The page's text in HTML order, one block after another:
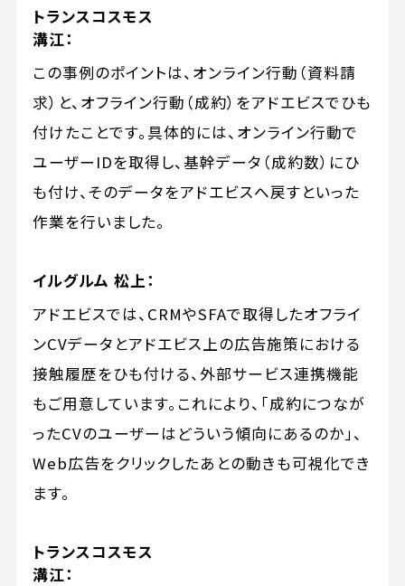
トランスコスモス
溝江：
この事例のポイントは、オンライン行動（資料請
求）と、オフライン行動（成約）をアドエビスでひも
付けたことです。具体的には、オンライン行動で
ユーザーIDを取得し、基幹データ（成約数）にひ
も付け、そのデータをアドエビスへ戻すといった
作業を行いました。
イルグルム 松上：
アドエビスでは、CRMやSFAで取得したオフライ
ンCVデータとアドエビス上の広告施策における
接触履歴をひも付ける、外部サービス連携機能
もご用意しています。これにより、「成約につなが
ったCVのユーザーはどういう傾向にあるのか」、
Web広告をクリックしたあとの動きも可視化でき
ます。
トランスコスモス
溝江：